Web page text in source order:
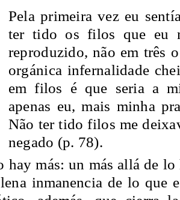
Pela primeira vez eu
ter tido os filos que eu
reproduzido, não em três
orgánica infernalidade
em filos é que seria a
apenas eu, mais minha
Não ter tido filos me
negado (p. 78).
hay más: un más allá de
inmanencia de lo que